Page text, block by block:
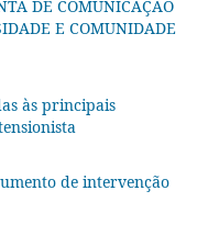
DE COMUNICAÇÃO
E COMUNIDADE
às principais
de intervenção